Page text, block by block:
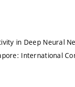
in Deep Neural
International